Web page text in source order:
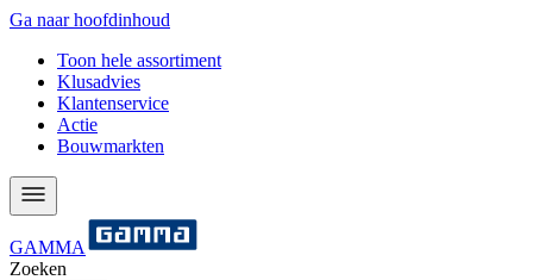
Ga naar hoofdinhoud
Toon hele assortiment
Klusadvies
Klantenservice
Actie
Bouwmarkten
GAMMA
Zoeken